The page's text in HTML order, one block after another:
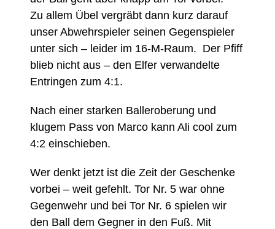
Zu allem Übel vergräbt dann kurz darauf
unser Abwehrspieler seinen Gegenspieler
unter sich – leider im 16-M-Raum. Der Pfiff
blieb nicht aus – den Elfer verwandelte
Entringen zum 4:1.
Nach einer starken Balleroberung und
klugem Pass von Marco kann Ali cool zum
4:2 einschieben.
Wer denkt jetzt ist die Zeit der Geschenke
vorbei – weit gefehlt. Tor Nr. 5 war ohne
Gegenwehr und bei Tor Nr. 6 spielen wir
den Ball dem Gegner in den Fuß. Mit